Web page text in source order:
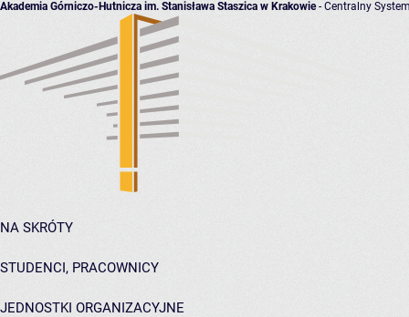
Akademia Górniczo-Hutnicza im. Stanisława Staszica w Krakowie- Centralny
NA SKRÓTY
STUDENCI, PRACOWNICY
JEDNOSTKI ORGANIZACYJNE